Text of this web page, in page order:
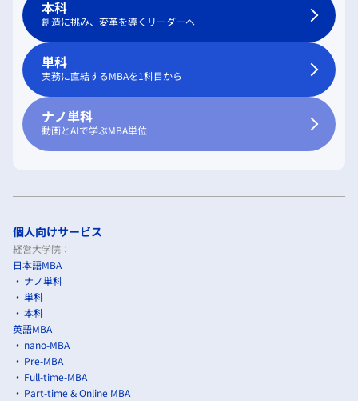
本科
創造に挑み、変革を導くリーダーへ
単科
実務に直結するMBAを1科目から
ナノ単科
動画とAIで学ぶMBA単位
個人向けサービス
経営大学院：
日本語MBA
ナノ単科
単科
本科
英語MBA
nano-MBA
Pre-MBA
Full-time-MBA
Part-time & Online MBA